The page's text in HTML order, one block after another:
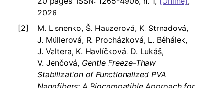
2026
M. Lisnenko, Š. Hauzerová, K. Strnadová,
J. Müllerová, R. Procházková, L. Běhálek,
J. Valtera, K. Havlíčková, D. Lukáš,
V. Jenčová, Gentle Freeze-Thaw
Stabilization of Functionalized PVA
Nanofibers: A Biocompatible Approach for